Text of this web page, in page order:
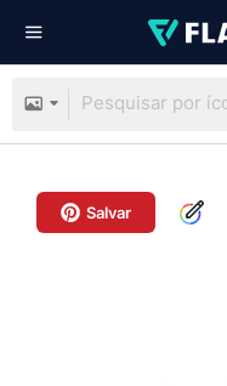
Salvar